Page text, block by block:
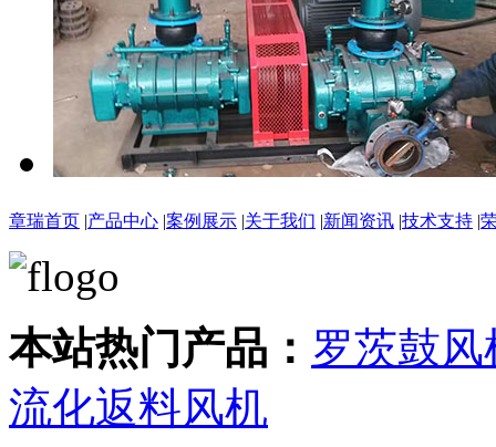
章瑞首页 |产品中心 |案例展示 |关于我们 |新闻资讯 |技术支持 |
本站热门产品： 罗茨鼓风
流化返料风机